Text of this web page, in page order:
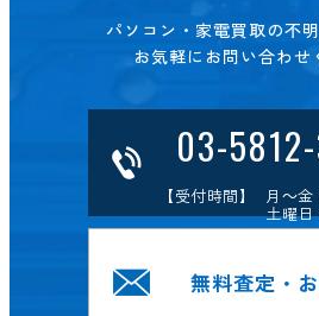
パソコン・家電買取の不
お気軽にお問い合わせ
03-
【受付時間】 月～金
土曜日
無料査定・